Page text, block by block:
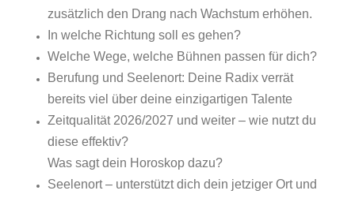
zusätzlich den Drang nach Wachstum erhöhen.
In welche Richtung soll es gehen?
Welche Wege, welche Bühnen passen für dich?
Berufung und Seelenort: Deine Radix verrät
bereits viel über deine einzigartigen Talente
Zeitqualität 2026/2027 und weiter – wie nutzt du
diese effektiv?
Was sagt dein Horoskop dazu?
Seelenort – unterstützt dich dein jetziger Ort und